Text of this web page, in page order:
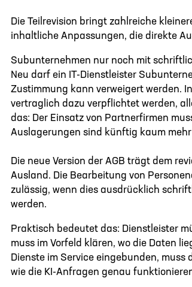
Die Teilrevision bringt zahlreiche
inhaltliche Anpassungen, die direkte
Subunternehmen nur noch mit
Neu darf ein IT-Dienstleister
Zustimmung kann verweigert werden.
vertraglich dazu verpflichtet werden,
das: Der Einsatz von Partnerfirmen
Auslagerungen sind künftig kaum
Die neue Version der AGB trägt dem
Ausland. Die Bearbeitung von
zulässig, wenn dies ausdrücklich
werden.
Praktisch bedeutet das: Dienstleister
muss im Vorfeld klären, wo die Daten
Dienste im Service eingebunden,
wie die KI-Anfragen genau